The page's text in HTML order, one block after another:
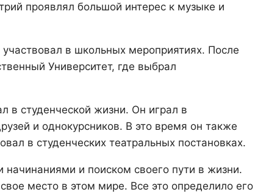
проявлял большой интерес к музыке и
в школьных мероприятиях. После
Университет, где выбрал
в студенческой жизни. Он играл в
и однокурсников. В это время он также
в студенческих театральных постановках.
и поиском своего пути в жизни.
место в этом мире. Все это определило его